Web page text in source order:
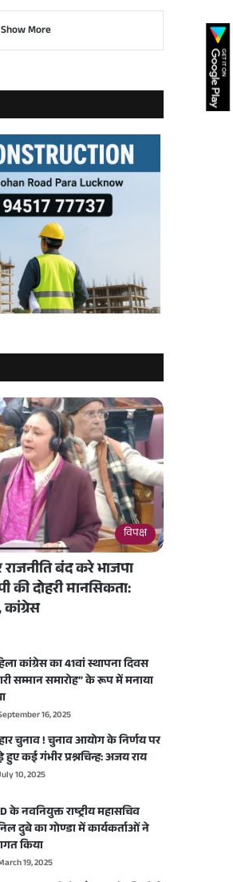
Show More
विपक्ष
बंद करे भाजपा
की दोहरी मानसिकता:
कांग्रेस
कांग्रेस का 41वां स्थापना दिवस
सम्मान समारोह” के रूप में मनाया
16, 2025
चुनाव ! चुनाव आयोग के निर्णय पर
कई गंभीर प्रश्नचिन्ह: अजय राय
10, 2025
के नवनियुक्त राष्ट्रीय महासचिव
दुबे का गोण्डा में कार्यकर्ताओं ने
किया
19, 2025